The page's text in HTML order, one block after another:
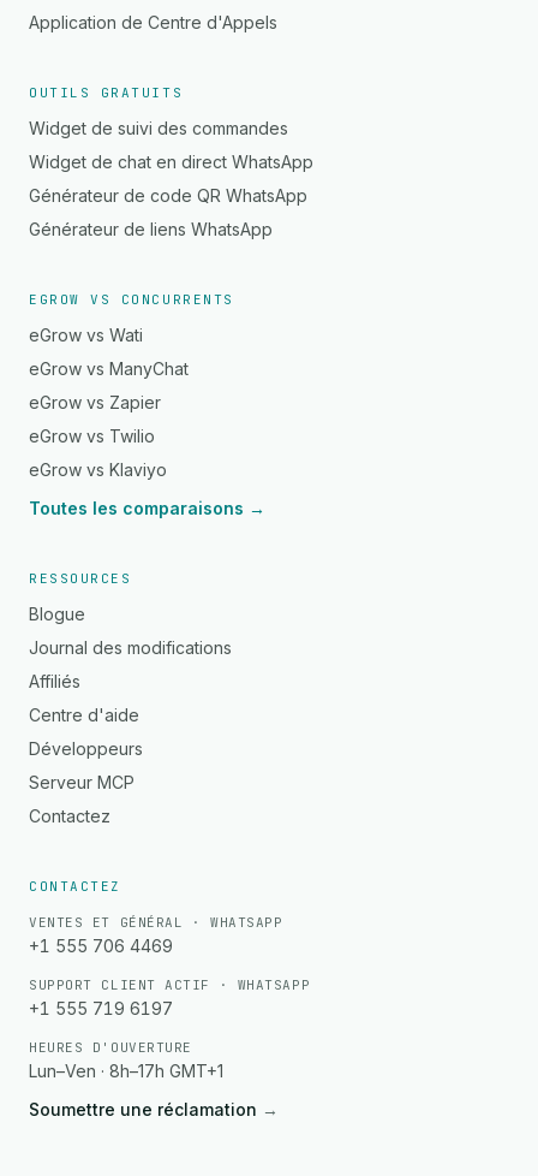
Application de Centre d'Appels
OUTILS GRATUITS
Widget de suivi des commandes
Widget de chat en direct WhatsApp
Générateur de code QR WhatsApp
Générateur de liens WhatsApp
EGROW VS CONCURRENTS
eGrow vs Wati
eGrow vs ManyChat
eGrow vs Zapier
eGrow vs Twilio
eGrow vs Klaviyo
Toutes les comparaisons →
RESSOURCES
Blogue
Journal des modifications
Affiliés
Centre d'aide
Développeurs
Serveur MCP
Contactez
CONTACTEZ
VENTES ET GÉNÉRAL · WHATSAPP
+1 555 706 4469
SUPPORT CLIENT ACTIF · WHATSAPP
+1 555 719 6197
HEURES D'OUVERTURE
Lun–Ven · 8h–17h GMT+1
Soumettre une réclamation →